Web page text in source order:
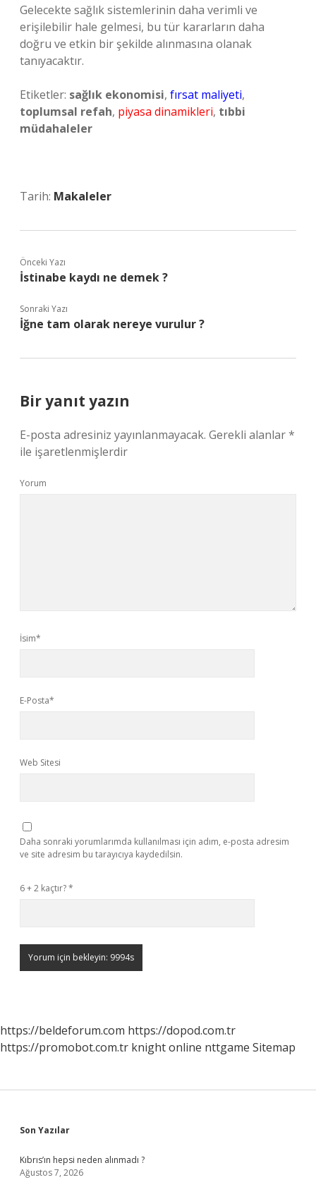
Gelecekte sağlık sistemlerinin daha verimli ve
erişilebilir hale gelmesi, bu tür kararların daha
doğru ve etkin bir şekilde alınmasına olanak
tanıyacaktır.
Etiketler: sağlık ekonomisi, fırsat maliyeti,
toplumsal refah, piyasa dinamikleri, tıbbi
müdahaleler
Tarih: Makaleler
Önceki Yazı
İstinabe kaydı ne demek ?
Sonraki Yazı
İğne tam olarak nereye vurulur ?
Bir yanıt yazın
E-posta adresiniz yayınlanmayacak. Gerekli alanlar*
ile işaretlenmişlerdir
Yorum
İsim*
E-Posta*
Web Sitesi
Daha sonraki yorumlarımda kullanılması için adım, e-posta adresim
ve site adresim bu tarayıcıya kaydedilsin.
6 + 2 kaçtır?*
https://beldeforum.com https://dopod.com.tr
https://promobot.com.tr knight online nttgame Sitemap
Sidebar
Son Yazılar
Kıbrıs’ın hepsi neden alınmadı ?
Ağustos 7, 2026